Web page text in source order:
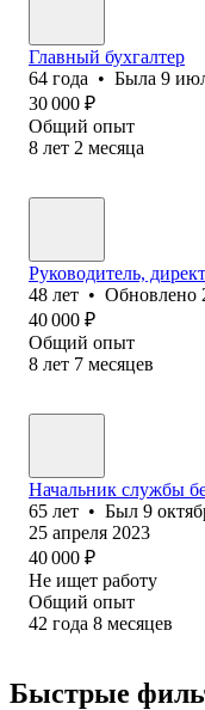
Главный бухгалтер
64 года • Была 9
30 000 ₽
Общий опыт
8 лет 2 месяца
Руководитель,
48 лет • Обновлено
40 000 ₽
Общий опыт
8 лет 7 месяцев
Начальник службы
65 лет • Был 9
25 апреля 2023
40 000 ₽
Не ищет работу
Общий опыт
42 года 8 месяцев
Быстрые